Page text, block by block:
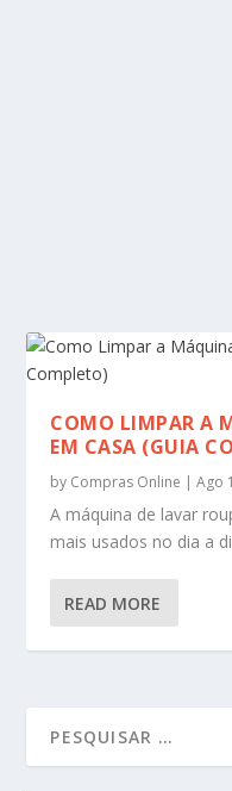
COMO LIMPAR A
EM CASA (GUIA
by Compras Online |Ago
A máquina de lavar
mais usados no dia a
READ MORE